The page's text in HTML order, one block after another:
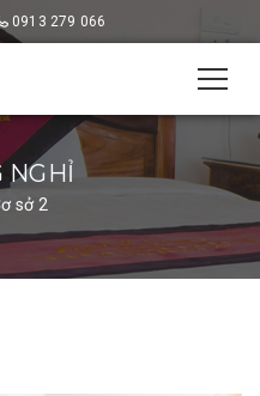
0913 279 066
NGHỈ
sở 2